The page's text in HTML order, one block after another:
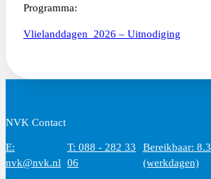
Programma:
Vlielanddagen_2026 – Uitnodiging
NVK Contact
E:
nvk@nvk.nl
T: 088 - 282 33
06
Bereikbaar:
(werkdagen)